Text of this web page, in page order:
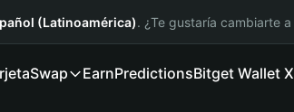
(Latinoamérica). ¿Te gustaría cambiarte a
Swap EarnPredictionsBitget Wallet X